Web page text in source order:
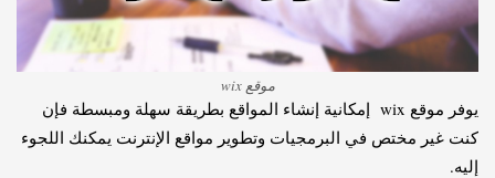
موقع wix
يوفر موقع wix إمكانية إنشاء المواقع بطريقة سهلة ومبسطة فإن
كنت غير مختص في البرمجيات وتطوير مواقع الإنترنت يمكنك اللجوء
إليه.